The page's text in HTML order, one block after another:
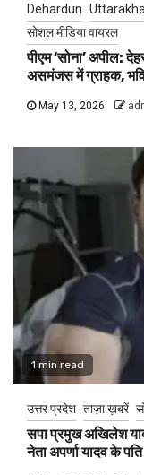
Dehardun
सोशल मीडिया वायरल
पीएम ‘सोना’ अपील:
असमंजस में ग्राहक,
May 13, 2026
1 min read
उत्तर प्रदेश ताज़ा ख़बरें
सपा प्रमुख अखिलेश
नेता अपर्णा यादव के